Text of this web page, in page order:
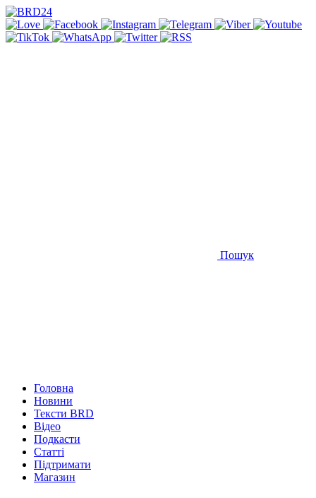
Пошук
Головна
Новини
Тексти BRD
Відео
Подкасти
Статті
Підтримати
Магазин